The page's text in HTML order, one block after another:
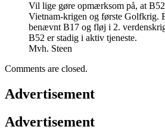
Vil lige gøre opmærksom på, at
Vietnam-krigen og første Golfkrig.
benævnt B17 og fløj i 2.
B52 er stadig i aktiv tjeneste.
Mvh. Steen
Comments are closed.
Advertisement
Advertisement